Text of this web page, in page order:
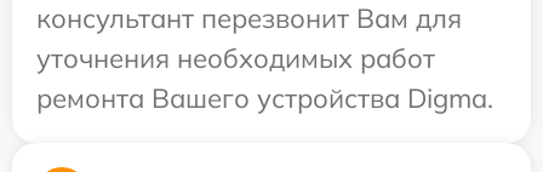
консультант перезвонит Вам для
уточнения необходимых работ
ремонта Вашего устройства Digma.